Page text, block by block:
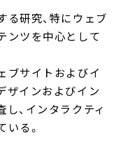
研究、特にウェブ
ンツを中心として
ブサイトおよびイ
ザインおよびイン
、インタラクティ
る。